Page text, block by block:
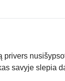
privers
savyje slepia